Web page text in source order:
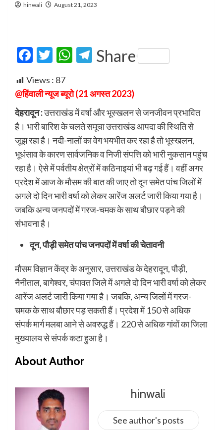
hinwali August 21, 2023
Facebook
Twitter
WhatsApp
Telegram
Share
Views : 87
@हिंवाली न्यूज ब्यूरो (21 अगस्त 2023)
देहरादून :उत्तराखंड में वर्षा और भूस्खलन से जनजीवन प्रभावित
है। भारी बारिश के चलते समूचा उत्तराखंड आपदा की स्थिति से
जूझ रहा है। नदी-नालों का वेग भयभीत कर रहा है तो भूस्खलन,
भूधंसाव के कारण सार्वजनिक व निजी संपत्ति को भारी नुकसान पहुंच
रहा है। ऐसे में पर्वतीय क्षेत्रों में कठिनाइयां भी बढ़ गई हैं। वहीं अगर
प्रदेश में आज के मौसम की बात की जाए तो दून समेत पांच जिलों में
अगले दो दिन भारी वर्षा को लेकर आरेंज अलर्ट जारी किया गया है।
जबकि अन्य जनपदों में गरज-चमक के साथ बौछार पड़ने की
संभावना है।
दून, पौड़ी समेत पांच जनपदों में वर्षा की चेतावनी
मौसम विज्ञान केंद्र के अनुसार, उत्तराखंड के देहरादून, पौड़ी,
नैनीताल, बागेश्वर, चंपावत जिले में अगले दो दिन भारी वर्षा को लेकर
आरेंज अलर्ट जारी किया गया है। जबकि, अन्य जिलों में गरज-
चमक के साथ बौछार पड़ सकती हैं। प्रदेश में 150 से अधिक
संपर्क मार्ग मलबा आने से अवरुद्ध हैं। 220 से अधिक गांवों का जिला
मुख्यालय से संपर्क कटा हुआ है।
About Author
hinwali
See author's posts